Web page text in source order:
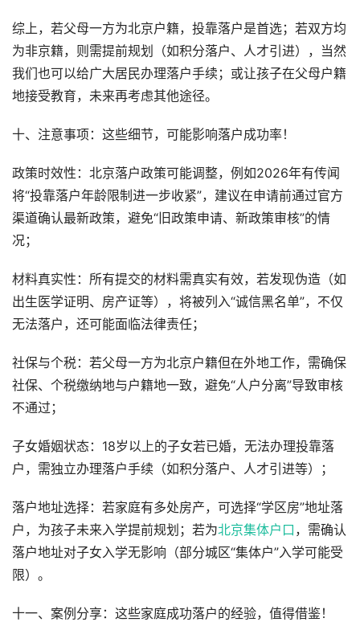
综上，若父母一方为北京户籍，投靠落户是首选；若双方均
为非京籍，则需提前规划（如积分落户、人才引进），当然
我们也可以给广大居民办理落户手续；或让孩子在父母户籍
地接受教育，未来再考虑其他途径。
十、注意事项：这些细节，可能影响落户成功率！
政策时效性：北京落户政策可能调整，例如2026年有传闻
将“投靠落户年龄限制进一步收紧”，建议在申请前通过官方
渠道确认最新政策，避免“旧政策申请、新政策审核”的情
况；
材料真实性：所有提交的材料需真实有效，若发现伪造（如
出生医学证明、房产证等），将被列入“诚信黑名单”，不仅
无法落户，还可能面临法律责任；
社保与个税：若父母一方为北京户籍但在外地工作，需确保
社保、个税缴纳地与户籍地一致，避免“人户分离”导致审核
不通过；
子女婚姻状态：18岁以上的子女若已婚，无法办理投靠落
户，需独立办理落户手续（如积分落户、人才引进等）；
落户地址选择：若家庭有多处房产，可选择“学区房”地址落
户，为孩子未来入学提前规划；若为北京集体户口 ，需确认
落户地址对子女入学无影响（部分城区“集体户”入学可能受
限）。
十一、案例分享：这些家庭成功落户的经验，值得借鉴！